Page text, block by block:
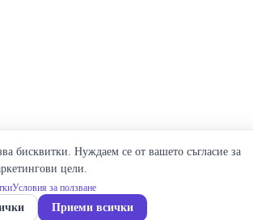
бисквитки. Нуждаем се от вашето съгласие за
цели.
Условия за ползване
Приеми всички